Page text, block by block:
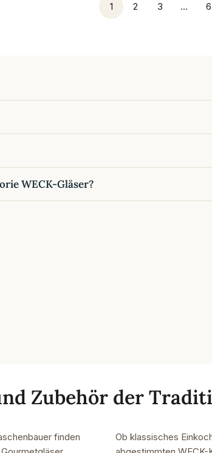
1 2 3 … 6
WECK-Gläser?
Zubehör der
finden
Ob klassisches